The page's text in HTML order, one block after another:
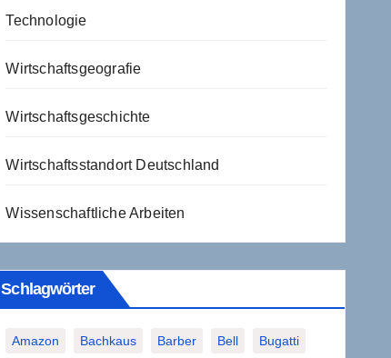
Technologie
Wirtschaftsgeografie
Wirtschaftsgeschichte
Wirtschaftsstandort Deutschland
Wissenschaftliche Arbeiten
Schlagwörter
Amazon Bachkaus Barber Bell Bugatti